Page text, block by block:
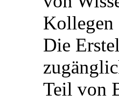
Kollegen
Die
Teil von